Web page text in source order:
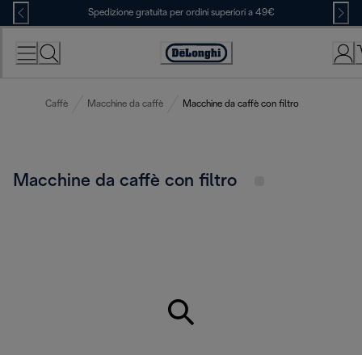
Skip
to
Content
Spedizione gratuita per ordini superiori a 49€
Accessibility
Caffè Macchine da caffè Macchine da caffè con filtro
Macchine da caffè con filtro